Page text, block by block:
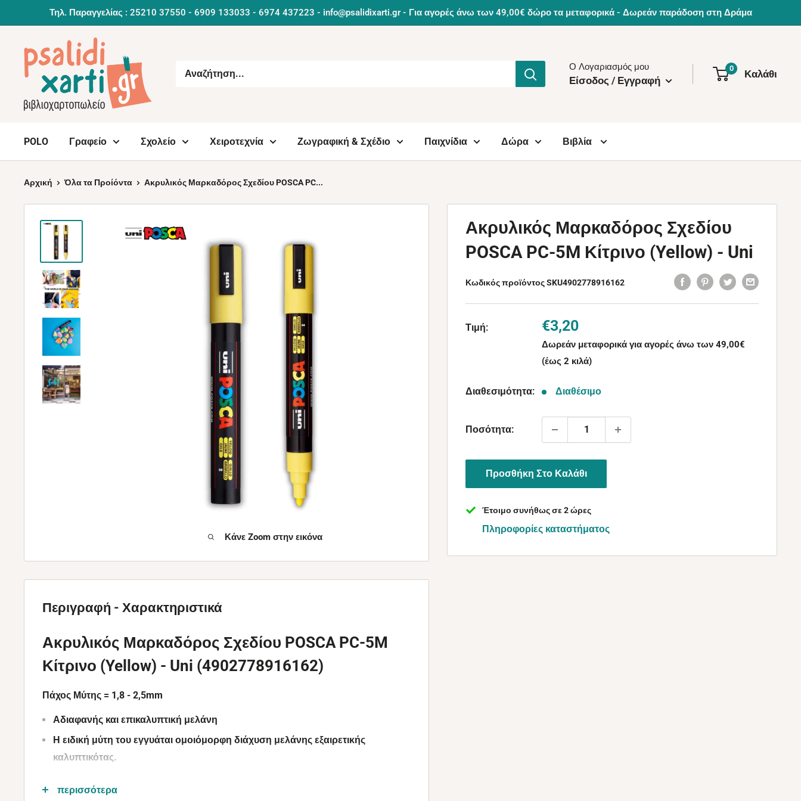
Τηλ. Παραγγελίας : 25210 37550 - 6909 133033 - 6974 437223 - info@psalidixarti.gr - Για αγορές άνω των 49,00€ δώρο τα μεταφορικά - Δωρεάν παράδοση στη Δράμα
Ο Λογαριασμός μου
Είσοδος / Εγγραφή
0 Καλάθι
POLO Γραφείο Σχολείο Χειροτεχνία Ζωγραφική & Σχέδιο Παιχνίδια Δώρα Βιβλία
Αρχική Όλα τα Προίόντα Ακρυλικός Μαρκαδόρος Σχεδίου POSCA PC...
Κάνε Zoom στην εικόνα
Ακρυλικός Μαρκαδόρος Σχεδίου
POSCA PC-5M Κίτρινο (Yellow) - Uni
Κωδικός προϊόντος SKU4902778916162
Τιμή:
Τιμή
με
την
έκπτωση
€3,20
Δωρεάν μεταφορικά για αγορές άνω των 49,00€
(έως 2 κιλά)
Διαθεσιμότητα: Διαθέσιμο
Ποσότητα:
Προσθήκη Στο Καλάθι
Έτοιμο συνήθως σε 2 ώρες
Πληροφορίες καταστήματος
Περιγραφή - Χαρακτηριστικά
Ακρυλικός Μαρκαδόρος Σχεδίου POSCA PC-5M
Κίτρινο (Yellow) - Uni (4902778916162)
Πάχος Μύτης = 1,8 - 2,5mm
Αδιαφανής και επικαλυπτική μελάνη
Η ειδική μύτη του εγγυάται ομοιόμορφη διάχυση μελάνης εξαιρετικής
καλυπτικότας.
Ανθεκτικός στο φως
περισσότερα